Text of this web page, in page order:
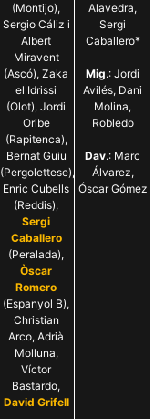
(Montijo),
Sergio Cáliz i
Albert
Miravent
(Ascó), Zaka
el Idrissi
(Olot), Jordi
Oribe
(Rapitenca),
Bernat Guiu
(Pergolettese),
Enric Cubells
(Reddis),
Sergi
Caballero
(Peralada),
Òscar
Romero
(Espanyol B),
Christian
Arco, Adrià
Molluna,
Víctor
Bastardo,
David Grifell
Alavedra,
Sergi
Caballero*
Mig.: Jordi
Avilés, Dani
Molina,
Robledo
Dav.: Marc
Álvarez,
Óscar Gómez